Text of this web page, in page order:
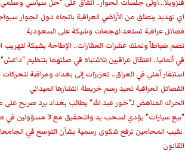
فنزويلا.. أولى جلسات الحوار.. اتفاق على "حل سياسي
اي تهديد ينطلق من الأراضي العراقية باتجاه دول الجوار
فصائل عراقية تستعد لهجمات وشيكة على السعودية
تضم ضباطاً وتملك عشرات العقارات.. الإطاحة بشبكة لتهريب
في ألمانيا.. اعتقال عراقيين للاشتباه في صلتهما بتنظيم "داعش"
استنفار أمني في العراق.. تعزيزات إلى بغداد ومراقبة
الفصائل العراقية تعيد رسم خريطة انتشارها الميداني
الحراك المناهض لـ"خور عبد الله" يطالب بغداد برد صريح
"بيع سيارات" يؤدي لسحب يد والتحقيق مع 3 مسؤولين في صحة الديوانية
نقيب المحامين ترفع شكوى رسمية بشأن التوسع في
القانون